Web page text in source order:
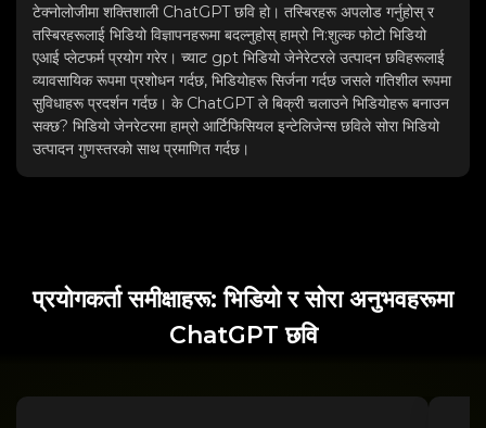
टेक्नोलोजीमा शक्तिशाली ChatGPT छवि हो। तस्बिरहरू अपलोड गर्नुहोस् र
तस्बिरहरूलाई भिडियो विज्ञापनहरूमा बदल्नुहोस् हाम्रो नि:शुल्क फोटो भिडियो
एआई प्लेटफर्म प्रयोग गरेर। च्याट gpt भिडियो जेनेरेटरले उत्पादन छविहरूलाई
व्यावसायिक रूपमा प्रशोधन गर्दछ, भिडियोहरू सिर्जना गर्दछ जसले गतिशील रूपमा
सुविधाहरू प्रदर्शन गर्दछ। के ChatGPT ले बिक्री चलाउने भिडियोहरू बनाउन
सक्छ? भिडियो जेनरेटरमा हाम्रो आर्टिफिसियल इन्टेलिजेन्स छविले सोरा भिडियो
उत्पादन गुणस्तरको साथ प्रमाणित गर्दछ।
प्रयोगकर्ता समीक्षाहरू: भिडियो र सोरा अनुभवहरूमा
ChatGPT छवि